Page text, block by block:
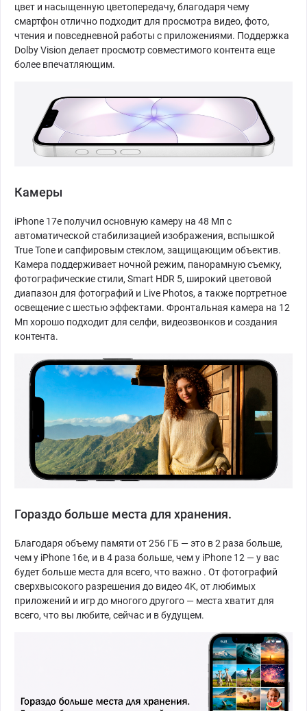
цвет и насыщенную цветопередачу, благодаря чему
смартфон отлично подходит для просмотра видео, фото,
чтения и повседневной работы с приложениями. Поддержка
Dolby Vision делает просмотр совместимого контента еще
более впечатляющим.
Камеры
iPhone 17e получил основную камеру на 48 Мп с
автоматической стабилизацией изображения, вспышкой
True Tone и сапфировым стеклом, защищающим объектив.
Камера поддерживает ночной режим, панорамную съемку,
фотографические стили, Smart HDR 5, широкий цветовой
диапазон для фотографий и Live Photos, а также портретное
освещение с шестью эффектами. Фронтальная камера на 12
Мп хорошо подходит для селфи, видеозвонков и создания
контента.
Гораздо больше места для хранения.
Благодаря объему памяти от 256 ГБ — это в 2 раза больше,
чем у iPhone 16e, и в 4 раза больше, чем у iPhone 12 — у вас
будетбольше места для всего, что важно . От фотографий
сверхвысокого разрешения до видео 4K, от любимых
приложений и игр до многого другого — места хватит для
всего, что вы любите, сейчас и в будущем.